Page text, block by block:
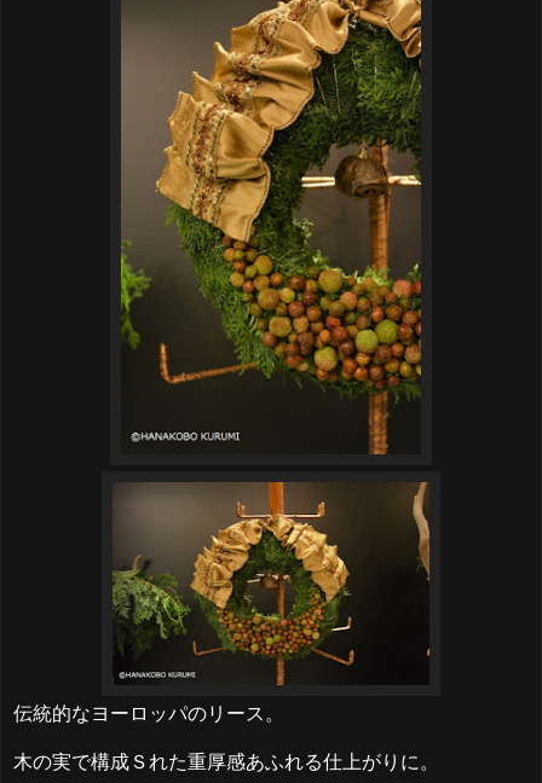
伝統的なヨーロッパのリース。
木の実で構成Ｓれた重厚感あふれる仕上がりに。